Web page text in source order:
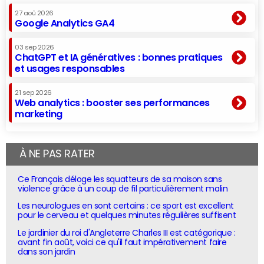
27 aoû 2026
Google Analytics GA4
03 sep 2026
ChatGPT et IA génératives : bonnes pratiques
et usages responsables
21 sep 2026
Web analytics : booster ses performances
marketing
À NE PAS RATER
Ce Français déloge les squatteurs de sa maison sans
violence grâce à un coup de fil particulièrement malin
Les neurologues en sont certains : ce sport est excellent
pour le cerveau et quelques minutes régulières suffisent
Le jardinier du roi d'Angleterre Charles III est catégorique :
avant fin août, voici ce qu'il faut impérativement faire
dans son jardin